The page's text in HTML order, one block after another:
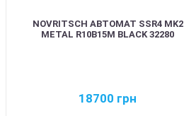
NOVRITSCH АВТОМАТ SSR4 MK2
METAL R10B15M BLACK 32280
18700 грн